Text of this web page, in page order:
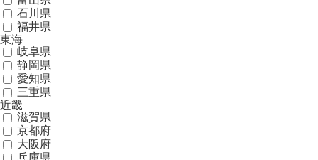
石川県
福井県
東海
岐阜県
静岡県
愛知県
三重県
近畿
滋賀県
京都府
大阪府
兵庫県